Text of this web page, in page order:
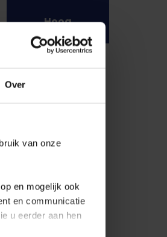
Over
van onze
en mogelijk ook
en communicatie
u eerder aan hen
Hoog
7, dan is het niet-zuur.
8,3 pH.
Benieuwd naar de
rapportage